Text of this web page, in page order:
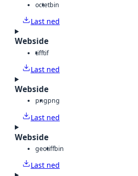
octetbin
Last ned
Webside
tifftif
Last ned
Webside
pngpng
Last ned
Webside
geotiffbin
Last ned